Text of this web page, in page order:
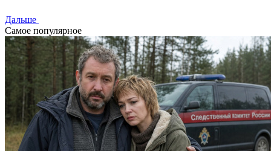
Дальше
Самое популярное